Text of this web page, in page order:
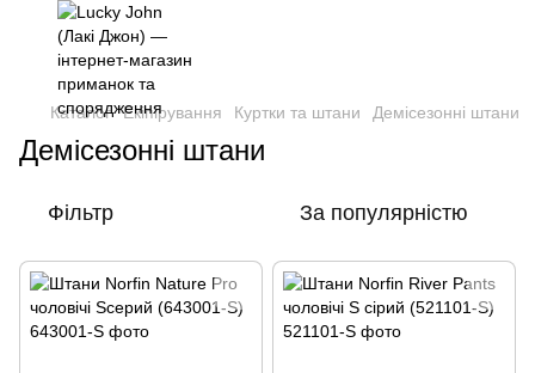
Каталог Екіпірування Куртки та штани Демісезонні штани
Демісезонні штани
Фільтр За популярністю